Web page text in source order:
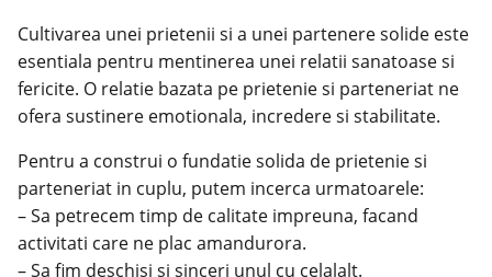
Cultivarea unei prietenii si a unei partenere solide este
esentiala pentru mentinerea unei relatii sanatoase si
fericite. O relatie bazata pe prietenie si parteneriat ne
ofera sustinere emotionala, incredere si stabilitate.
Pentru a construi o fundatie solida de prietenie si
parteneriat in cuplu, putem incerca urmatoarele:
– Sa petrecem timp de calitate impreuna, facand
activitati care ne plac amandurora.
– Sa fim deschisi si sinceri unul cu celalalt.